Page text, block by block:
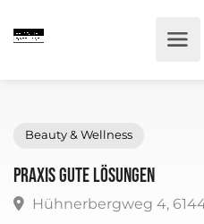
Praxis Gute Lösungen